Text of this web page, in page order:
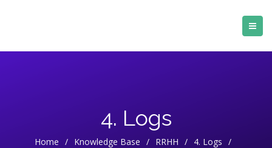
4. Logs
Home / Knowledge Base / RRHH / 4. Logs /